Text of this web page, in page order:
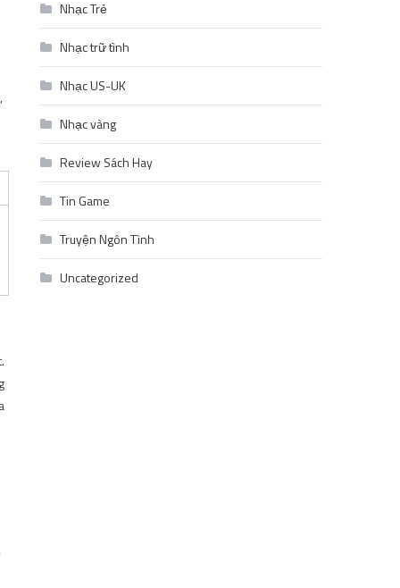
Nhạc Trẻ
Nhạc trữ tình
Nhạc US-UK
Nhạc vàng
Review Sách Hay
Tin Game
Truyện Ngôn Tình
Uncategorized